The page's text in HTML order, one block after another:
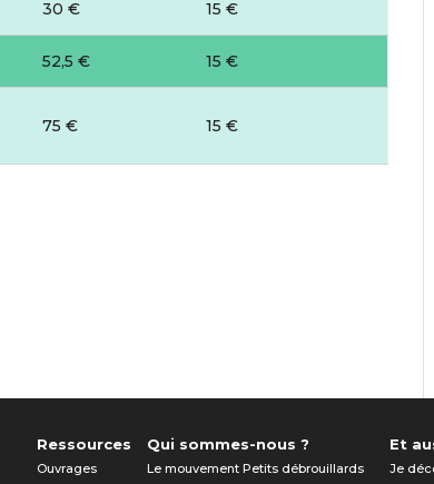
30 € 15 €
52,5 € 15 €
75 € 15 €
Ressources
Ouvrages
Qui sommes-nous ?
Le mouvement Petits débrouillards
Et
Je